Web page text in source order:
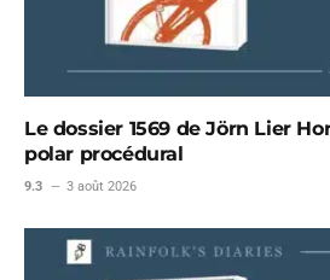
Le dossier 1569 de Jörn Lier
polar procédural
9.3 3 août 2026